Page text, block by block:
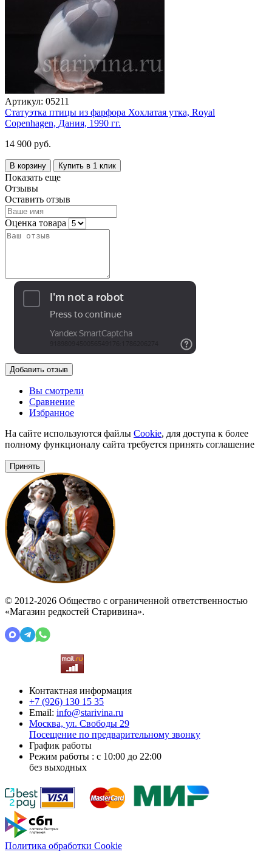
Артикул: 05211
Статуэтка птицы из фарфора Хохлатая утка, Royal
Copenhagen, Дания, 1990 гг.
14 900 руб.
В корзину Купить в 1 клик
Показать еще
Отзывы
Оставить отзыв
Оценка товара
Добавить отзыв
Вы смотрели
Сравнение
Избранное
На сайте используются файлы Cookie, для доступа к более
полному функционалу сайта требуется принять соглашение
Принять
© 2012-2026 Общество с ограниченной ответственностью
«Магазин редкостей Старивина».
Контактная информация
+7 (926) 130 15 35
Email: info@starivina.ru
Москва, ул. Свободы 29
Посещение по предварительному звонку
График работы
Режим работы : с 10:00 до 22:00
без выходных
Политика обработки Cookie